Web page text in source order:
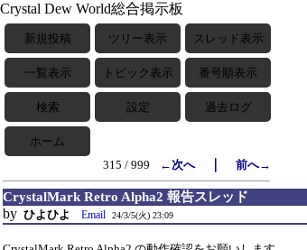
Crystal Dew World総合掲示板
新規投稿 ツリー表示 スレッド表示
一覧表示 トピック表示 番号順表示
検索 設定 過去ログ
ホーム
315 / 999
←次へ｜ 前へ→
CrystalMark Retro Alpha2 報告スレッド
by ひよひよ Email 24/3/5(火) 23:09